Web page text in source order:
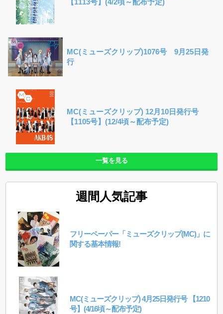
【1113号】(4/2頃～配布予定)
MC(ミューズクリップ)1076号 9月25日発
行
MC(ミューズクリップ) 12月10日発行号
【1105号】(12/4頃～配布予定)
一覧を見る
週間人気記事
フリーペーパー「ミューズクリップ(MC)」に
関する基本情報!
MC(ミューズクリップ) 4月25日発行号 【1210
号】(4/16頃～配布予定)